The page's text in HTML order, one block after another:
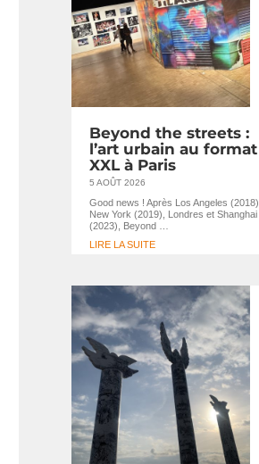
Beyond the streets :
l’art urbain au format
XXL à Paris
5 AOÛT 2026
Good news ! Après Los Angeles (2018),
New York (2019), Londres et Shanghai
(2023), Beyond …
LIRE LA SUITE